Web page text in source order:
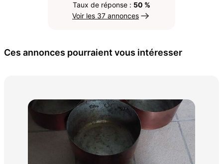
Taux de réponse : 50 %
Voir les 37 annonces
Ces annonces pourraient vous intéresser